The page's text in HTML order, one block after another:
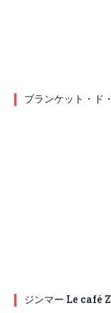
ブランケット・
ジンマー Le café